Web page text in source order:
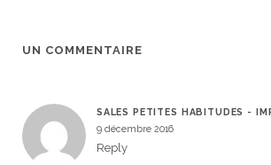
UN COMMENTAIRE
SALES PETITES HABITUDES -
9 décembre 2016
Reply